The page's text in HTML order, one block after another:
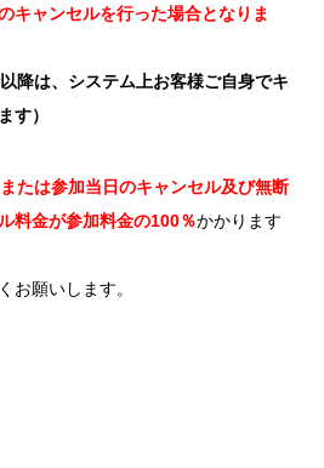
キャンセルを行った場合となりま
降は、システム上お客様ご自身でキ
す）
たは参加当日のキャンセル及び無断
料金が参加料金の100％かかります
お願いします。